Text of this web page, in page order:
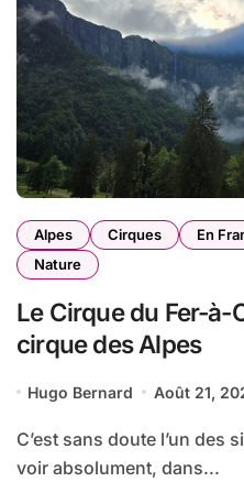
Alpes Cirques En
Nature
Le Cirque du Fer-à-
cirque des Alpes
Hugo Bernard Août 21,
C’est sans doute l’un des sites de la Vallée du Giffre à
voir absolument, dans...